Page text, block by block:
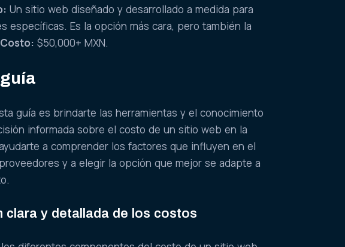
Un sitio web diseñado y desarrollado a medida para
específicas. Es la opción más cara, pero también la
Costo: $50,000+ MXN.
guía es brindarte las herramientas y el conocimiento
informada sobre el costo de un sitio web en la
a comprender los factores que influyen en el
y a elegir la opción que mejor se adapte a
clara y detallada de los costos